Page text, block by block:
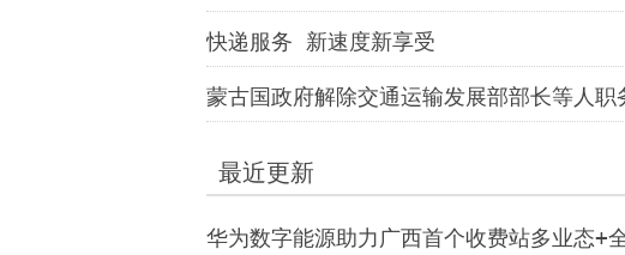
快递服务 新速度新享受
蒙古国政府解除交通运输发展部部长等人职
最近更新
华为数字能源助力广西首个收费站多业态+